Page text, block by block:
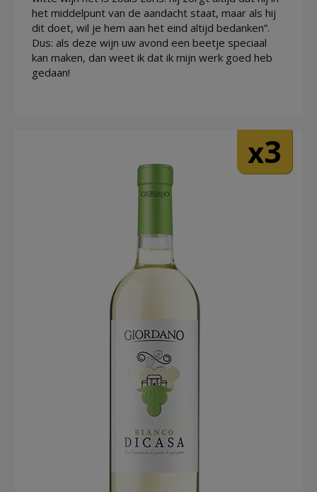
het middelpunt van de aandacht staat, maar als hij
dit doet, wil je hem aan het eind altijd bedanken”.
Dus: als deze wijn uw avond een beetje speciaal
kan maken, dan weet ik dat ik mijn werk goed heb
gedaan!
x3